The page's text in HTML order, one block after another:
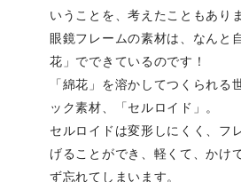
いうことを、考えたこともあり
眼鏡フレームの素材は、なんと
花」でできているのです！
「綿花」を溶かしてつくられる
ック素材、「セルロイド」。
セルロイドは変形しにくく、フ
げることができ、軽くて、かけ
ず忘れてしまいます。